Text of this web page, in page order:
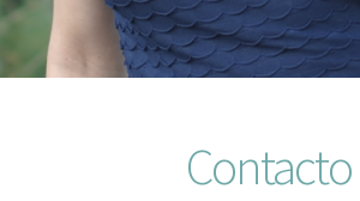
Contacto